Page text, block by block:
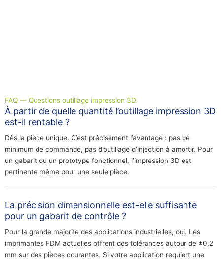
FAQ — Questions outillage impression 3D
À partir de quelle quantité l’outillage impression 3D
est-il rentable ?
Dès la pièce unique. C’est précisément l’avantage : pas de
minimum de commande, pas d’outillage d’injection à amortir. Pour
un gabarit ou un prototype fonctionnel, l’impression 3D est
pertinente même pour une seule pièce.
La précision dimensionnelle est-elle suffisante
pour un gabarit de contrôle ?
Pour la grande majorité des applications industrielles, oui. Les
imprimantes FDM actuelles offrent des tolérances autour de ±0,2
mm sur des pièces courantes. Si votre application requiert une